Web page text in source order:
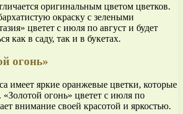
оригинальным цветом цветков.
окраску с зелеными
цветет с июля по август и будет
как в саду, так и в букетах.
огонь»
имеет яркие оранжевые цветки, которые
огонь» цветет с июля по
внимание своей красотой и яркостью.